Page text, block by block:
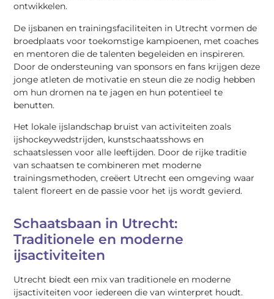
ontwikkelen.
De ijsbanen en trainingsfaciliteiten in Utrecht vormen de
broedplaats voor toekomstige kampioenen, met coaches
en mentoren die de talenten begeleiden en inspireren.
Door de ondersteuning van sponsors en fans krijgen deze
jonge atleten de motivatie en steun die ze nodig hebben
om hun dromen na te jagen en hun potentieel te
benutten.
Het lokale ijslandschap bruist van activiteiten zoals
ijshockeywedstrijden, kunstschaatsshows en
schaatslessen voor alle leeftijden. Door de rijke traditie
van schaatsen te combineren met moderne
trainingsmethoden, creëert Utrecht een omgeving waar
talent floreert en de passie voor het ijs wordt gevierd.
Schaatsbaan in Utrecht:
Traditionele en moderne
ijsactiviteiten
Utrecht biedt een mix van traditionele en moderne
ijsactiviteiten voor iedereen die van winterpret houdt.